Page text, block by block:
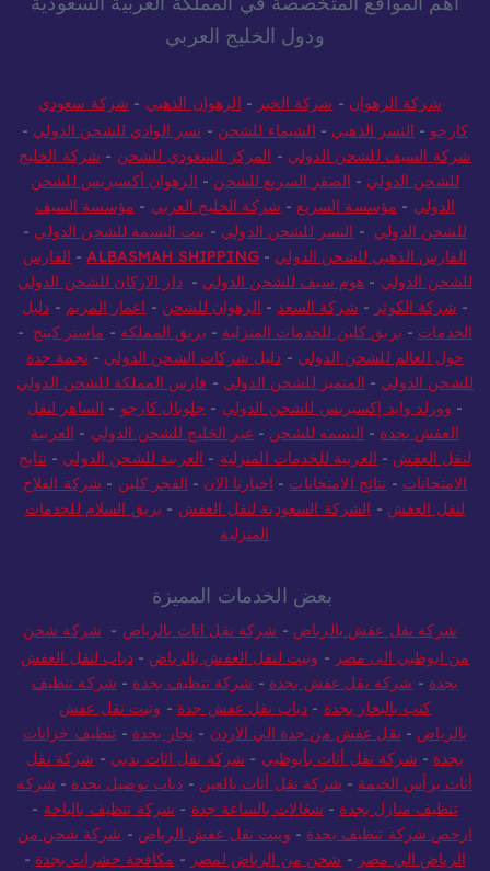
ودول الخليج العربي
شركة الرهوان - شركة الخير - الرهوان الذهبي - شركة سعودي
كارجو - النسر الذهبي - الشيماء للشحن - نسر الوادي للشحن الدولي -
شركة السيف للشحن الدولي - المركز السعودي للشحن - شركة الخليج
للشحن الدولي - الصقر السريع للشحن - الرهوان أكسبريس للشحن
الدولي - مؤسسة السريع - شركة الخليج العربي - مؤسسة السيف
للشحن الدولي - النسر للشحن الدولي - بيت البسمة للشحن الدولي -
الفارس الذهبي للشحن الدولي -
ALBASMAH SHIPPING
- الفارس
للشحن الدولي - هوم سيف للشحن الدولي -دار الاركان للشحن الدولي
- شركة الكوثر - شركة السعد - الرهوان للشحن - اعمار المريم - دليل
الخدمات - بريق كلين للخدمات المنزلية - بريق المملكة - ماستر كينج -
حول العالم للشحن الدولي - دليل شركات الشحن الدولي - نجمة جدة
للشحن الدولي - المتميز للشحن الدولي - فارس المملكة للشحن الدولي
- وورلد وايد إكسبريس للشحن الدولي - جلوبال كارجو - الساهر لنقل
العفش بجدة - البسمه للشحن - عبر الخليج للشحن الدولي - العربية
لنقل العفش - العربية للخدمات المنزلية - العربية للشحن الدولي - نتايج
الامتحانات - نتائج الامتحانات - اخبارنا الان - الفجر كلين - شركة الفلاح
لنقل العفش - الشركة السعودية لنقل العفش - بريق السلام للخدمات
المنزلية
بعض الخدمات المميزة
شركة نقل عفش بالرياض - شركة نقل اثاث بالرياض - شركة شحن
من ابوظبي الى مصر - ونيت لنقل العفش بالرياض -دباب لنقل العفش
بجدة - شركة نقل عفش بجدة - شركة تنظيف بجدة - شركة تنظيف
كنب بالبخار بجدة - دباب نقل عفش جدة - ونيت نقل عفش
بالرياض - نقل عفش من جدة الي الاردن - نجار بجدة - تنظيف خزانات
بجدة - شركة نقل أثاث بأبوظبي - شركة نقل اثاث بدبي - شركة نقل
أثاث برأس الخيمة - شركة نقل أثاث بالعين - دباب توصيل بجدة - شركة
تنظيف منازل بجدة - شغالات بالساعة جدة - شركة تنظيف بالباحة -
ارخص شركة تنظيف بجدة - ونيت نقل عفش الرياض - شركة شحن من
الرياض الي مصر - شحن من الرياض لمصر - مكافحة حشرات بجدة -